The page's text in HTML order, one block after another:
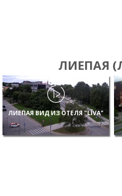
ЛИЕПАЯ
ЛИЕПАЯ ВИД ИЗ ОТЕЛЯ "LĪVA"